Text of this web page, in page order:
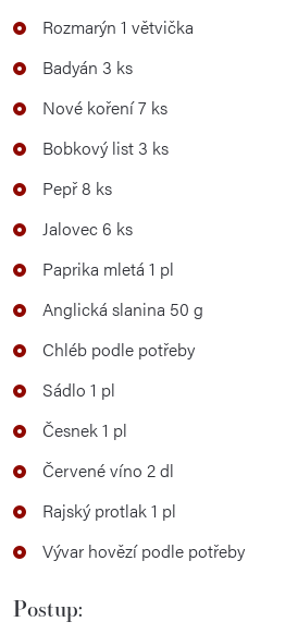
Rozmarýn 1 větvička
Badyán 3 ks
Nové koření 7 ks
Bobkový list 3 ks
Pepř 8 ks
Jalovec 6 ks
Paprika mletá 1 pl
Anglická slanina 50 g
Chléb podle potřeby
Sádlo 1 pl
Česnek 1 pl
Červené víno 2 dl
Rajský protlak 1 pl
Vývar hovězí podle potřeby
Postup: